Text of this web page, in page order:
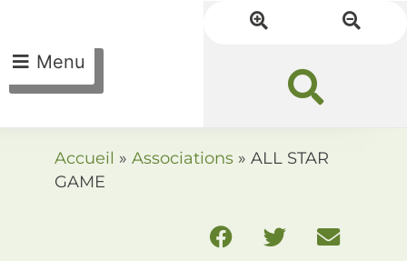
Menu
Accueil » Associations » ALL STAR
GAME